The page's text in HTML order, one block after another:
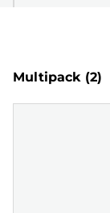
Multipack (2)